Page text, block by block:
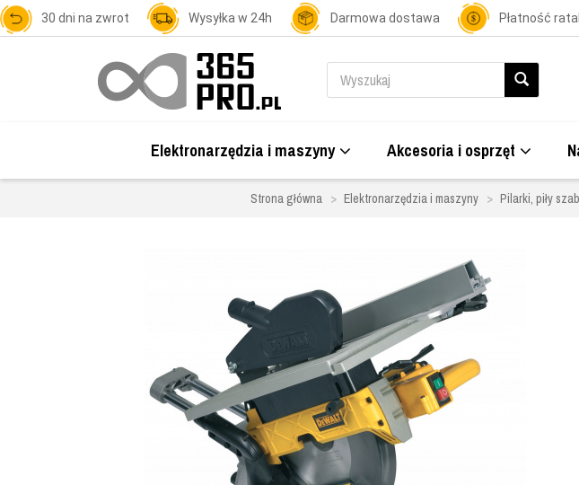
30 dni na zwrot Wysyłka w 24h Darmowa dostawa Płatność
Elektronarzędzia i maszyny Akcesoria i osprzęt
Strona główna Elektronarzędzia i maszyny Pilarki, piły